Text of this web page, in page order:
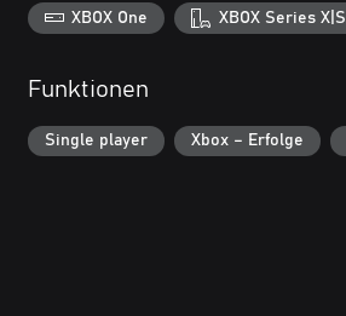
XBOX One XBOX Series X|S
Funktionen
Single player Xbox – Erfolge